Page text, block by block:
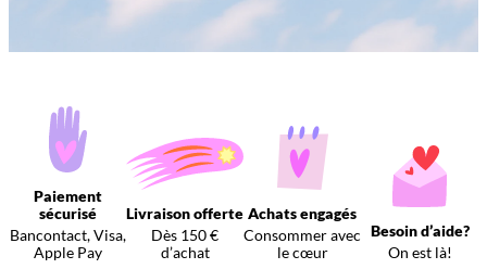
Paiement
sécurisé
Bancontact, Visa,
Apple Pay
Livraison offerte
Dès 150 €
d’achat
Achats engagés
Consommer avec
le cœur
Besoin d’aide?
On est là!